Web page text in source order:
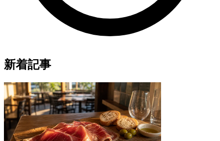
新着記事